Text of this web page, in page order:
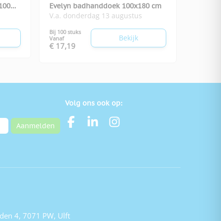
Evelyn badhanddoek 100x180 cm
V.a. donderdag 13 augustus
Bij 100 stuks
Vanaf
€ 17,19
Bekijk
Aanmelden
Volg ons ook op:
4, 7071 PW, Ulft